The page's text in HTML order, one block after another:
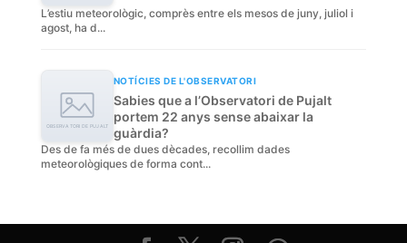
L’estiu meteorològic, comprès entre els mesos de juny, juliol i
agost, ha d...
NOTÍCIES DE L'OBSERVATORI
Sabies que a l’Observatori de Pujalt
portem 22 anys sense abaixar la
guàrdia?
Des de fa més de dues dècades, recollim dades
meteorològiques de forma cont...